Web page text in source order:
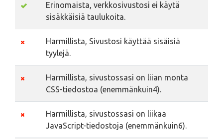
Erinomaista, verkkosivustosi ei käytä
sisäkkäisiä taulukoita.
Harmillista, Sivustosi käyttää sisäisiä
tyylejä.
Harmillista, sivustossasi on liian monta
CSS-tiedostoa (enemmänkuin4).
Harmillista, sivustossasi on liikaa
JavaScript-tiedostoja (enemmänkuin6).